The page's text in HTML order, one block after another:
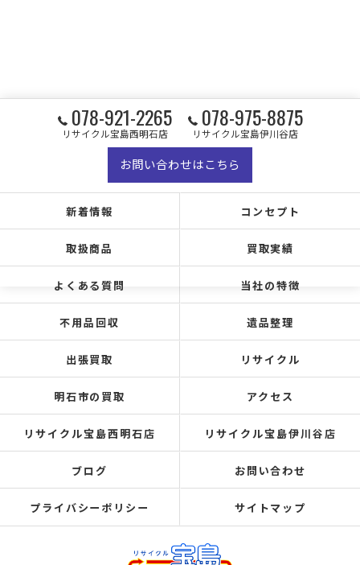
078-921-2265
リサイクル宝島西明石店
078-975-8875
リサイクル宝島伊川谷店
お問い合わせはこちら
新着情報 コンセプト
取扱商品 買取実績
よくある質問 当社の特徴
不用品回収 遺品整理
出張買取 リサイクル
明石市の買取 アクセス
リサイクル宝島西明石店 リサイクル宝島伊川谷店
ブログ お問い合わせ
プライバシーポリシー サイトマップ